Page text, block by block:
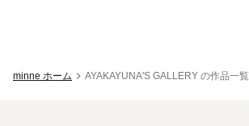
minne ホーム AYAKAYUNA'S GALLERY の作品一覧